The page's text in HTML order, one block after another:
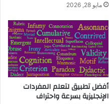
مايو 28, 2026
أفضل تطبيق لتعلم المفردات
الإنجليزية بسرعة واحتراف